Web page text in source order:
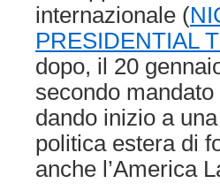
internazionale (
PRESIDENTIAL
dopo, il 20
secondo
dando inizio a
politica estera di
anche l’America